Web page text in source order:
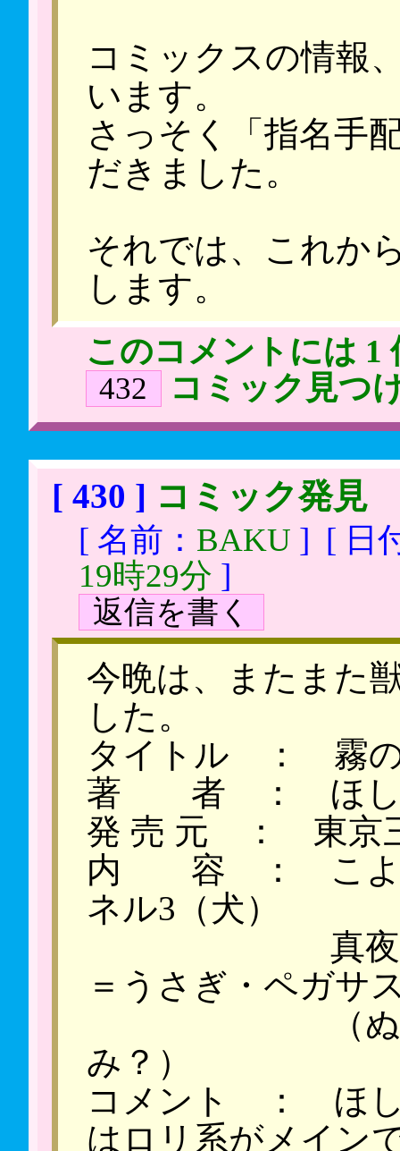
コミックスの情報
います。
さっそく「指名手
だきました。
それでは、これか
します。
このコメントには 1
432 コミック見つ
[ 430 ] コミック発見
[ 名前： BAKU ] [ 日
19時29分 ]
返信を書く
今晩は、またまた
した。
タイトル ： 霧の
著 者 ： ほし
発 売 元 ： 東京
内 容 ： こより
ネル3（犬）
真夜中のと
＝うさぎ・ペガサ
（ぬい
み？）
コメント ： ほし
はロリ系がメイン